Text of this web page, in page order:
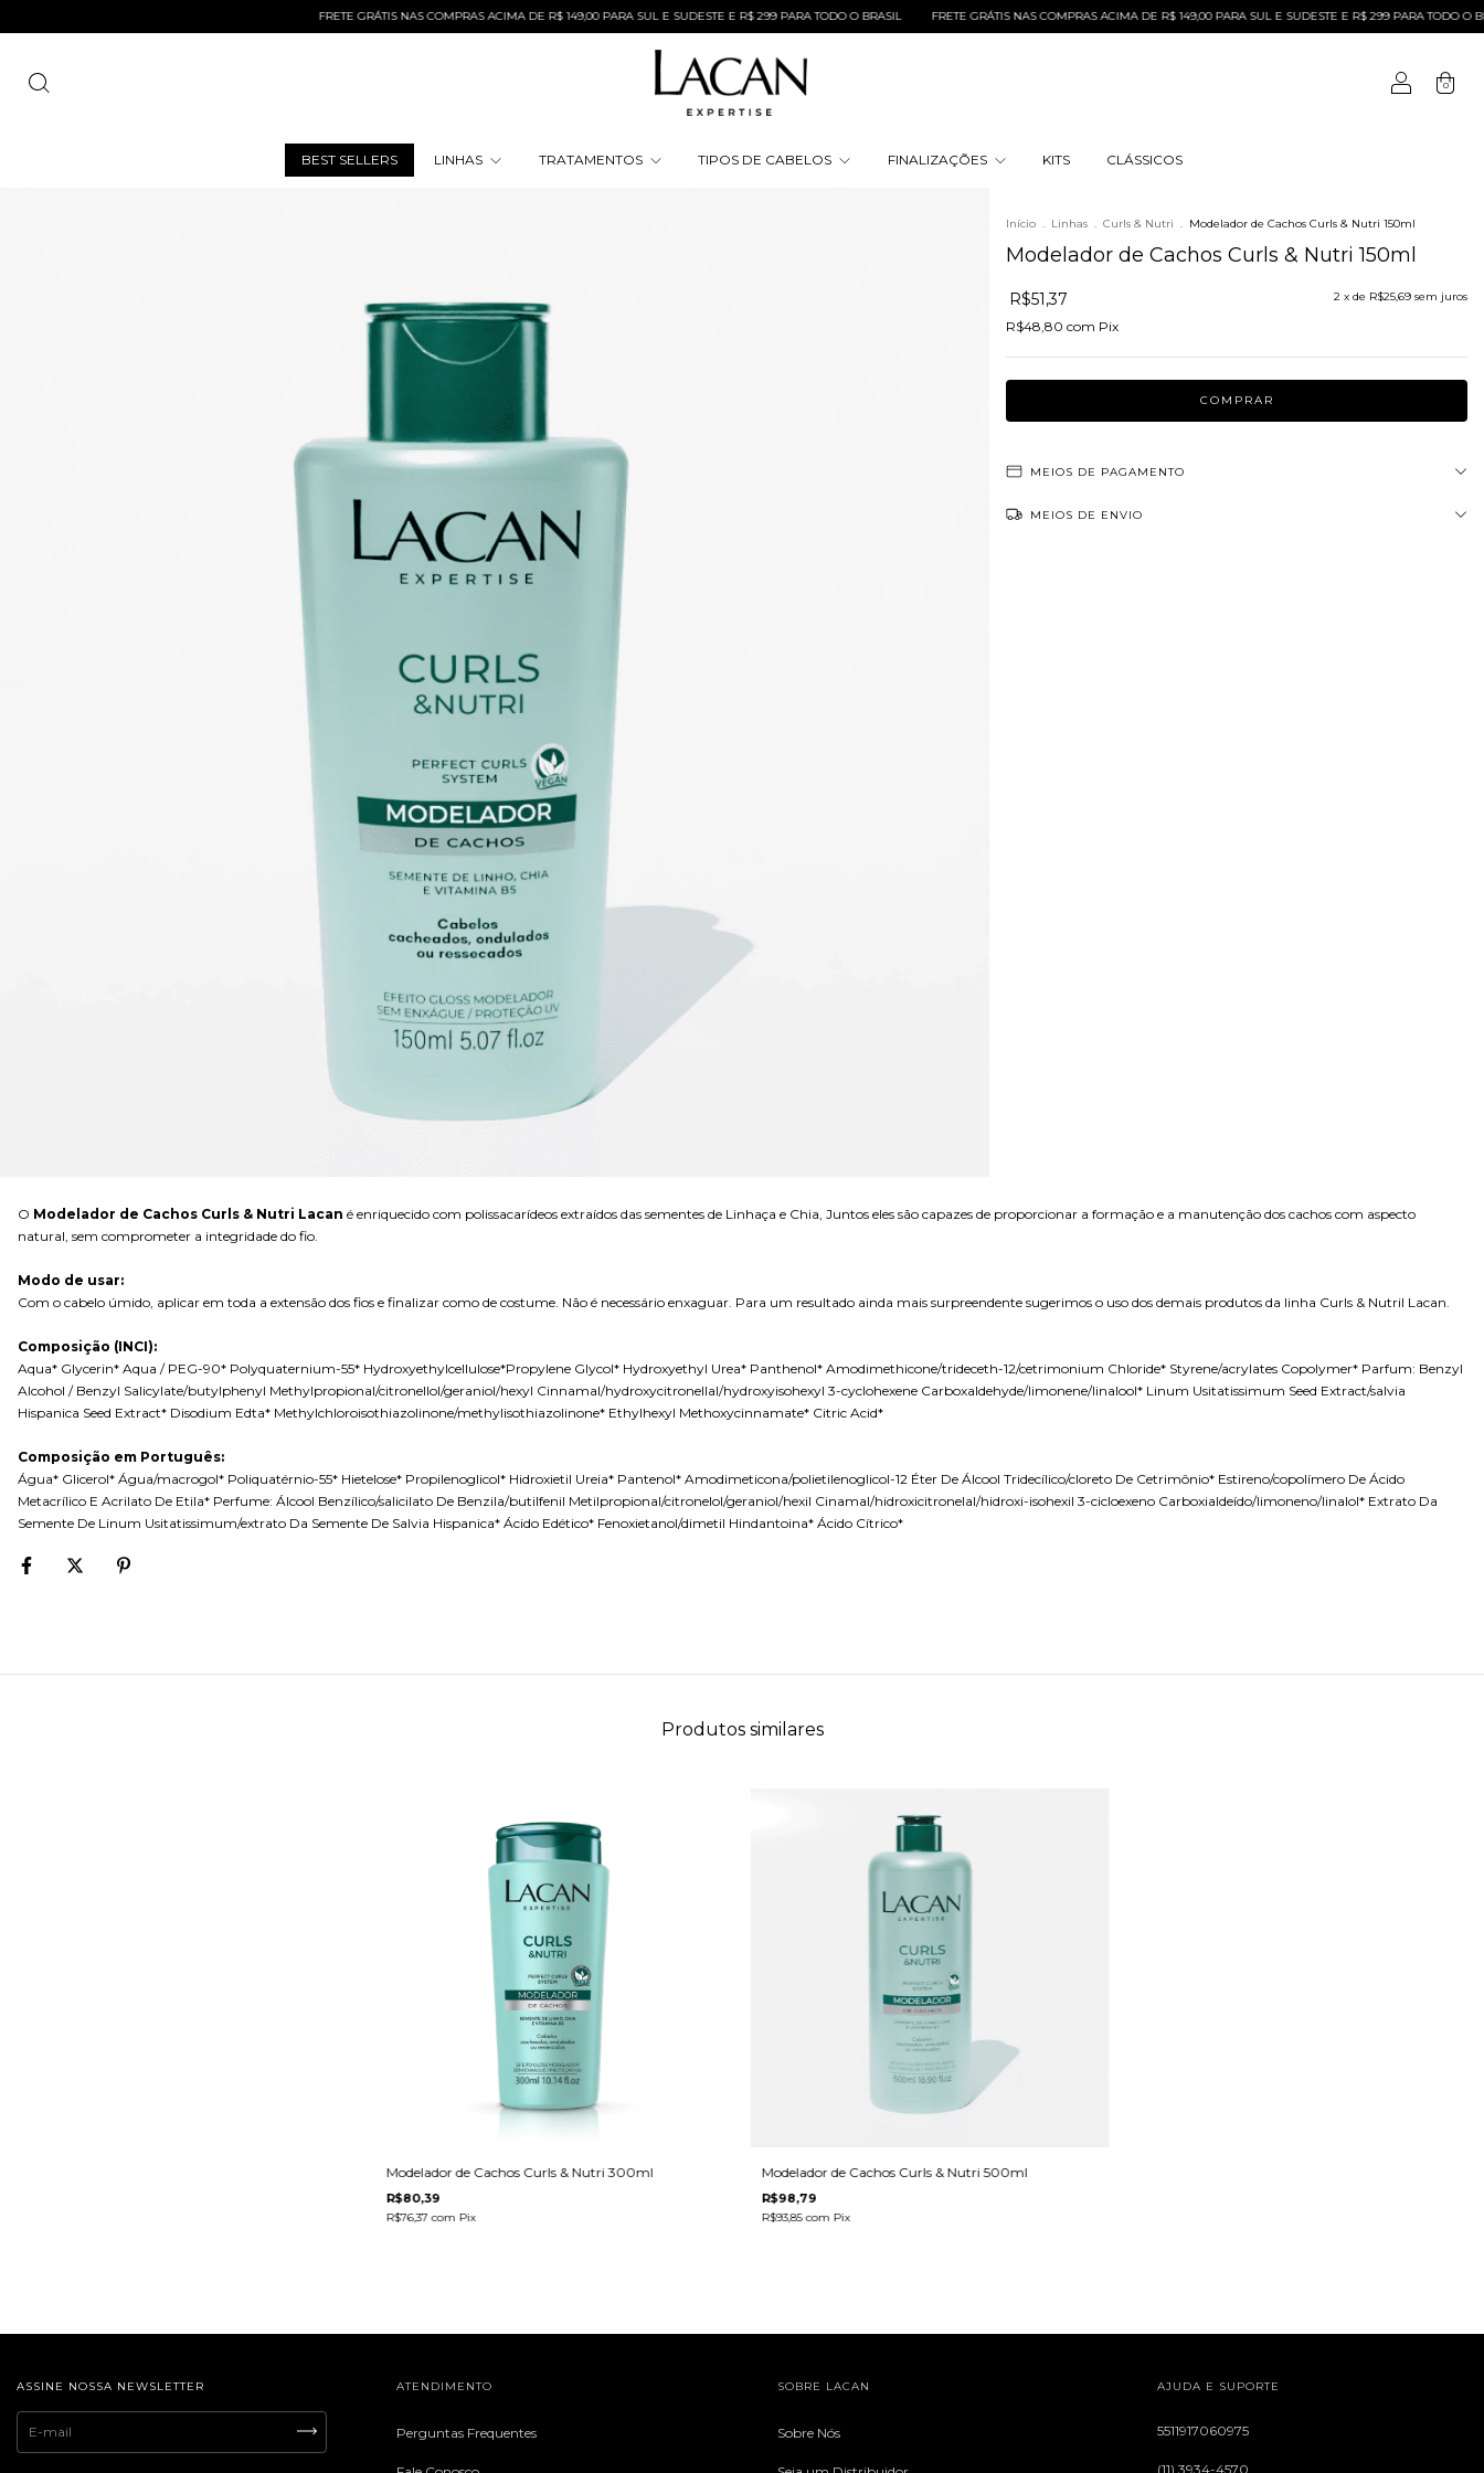
FRETE GRÁTIS NAS COMPRAS ACIMA DE R$ 149,00 PARA SUL E SUDESTE E R$ 299 PARA TODO O BRASIL FRETE GRÁTIS NAS COMPRAS ACIMA DE R$ 149,00 PARA SUL E SUDESTE E R$ 299 PARA TODO O BRASIL
0
BEST SELLERS LINHAS TRATAMENTOS TIPOS DE CABELOS FINALIZAÇÕES KITS CLÁSSICOS
Início . Linhas . Curls & Nutri . Modelador de Cachos Curls & Nutri 150ml
Modelador de Cachos Curls & Nutri 150ml
R$51,37
R$48,80 com Pix
2 x de R$25,69 sem juros
MEIOS DE PAGAMENTO
MEIOS DE ENVIO
O Modelador de Cachos Curls & Nutri Lacan é enriquecido com polissacarídeos extraídos das sementes de Linhaça e Chia, Juntos eles são capazes de proporcionar a formação e a manutenção dos cachos com aspecto
natural, sem comprometer a integridade do fio.
Modo de usar:
Com o cabelo úmido, aplicar em toda a extensão dos fios e finalizar como de costume. Não é necessário enxaguar. Para um resultado ainda mais surpreendente sugerimos o uso dos demais produtos da linha Curls & NutriI Lacan.
Composição (INCI):
Aqua* Glycerin* Aqua / PEG-90* Polyquaternium-55* Hydroxyethylcellulose*Propylene Glycol* Hydroxyethyl Urea* Panthenol* Amodimethicone/trideceth-12/cetrimonium Chloride* Styrene/acrylates Copolymer* Parfum: Benzyl
Alcohol / Benzyl Salicylate/butylphenyl Methylpropional/citronellol/geraniol/hexyl Cinnamal/hydroxycitronellal/hydroxyisohexyl 3-cyclohexene Carboxaldehyde/limonene/linalool* Linum Usitatissimum Seed Extract/salvia
Hispanica Seed Extract* Disodium Edta* Methylchloroisothiazolinone/methylisothiazolinone* Ethylhexyl Methoxycinnamate* Citric Acid*
Composição em Português:
Água* Glicerol* Água/macrogol* Poliquatérnio-55* Hietelose* Propilenoglicol* Hidroxietil Ureia* Pantenol* Amodimeticona/polietilenoglicol-12 Éter De Álcool Tridecílico/cloreto De Cetrimônio* Estireno/copolímero De Ácido
Metacrílico E Acrilato De Etila* Perfume: Álcool Benzílico/salicilato De Benzila/butilfenil Metilpropional/citronelol/geraniol/hexil Cinamal/hidroxicitronelal/hidroxi-isohexil 3-cicloexeno Carboxialdeído/limoneno/linalol* Extrato Da
Semente De Linum Usitatissimum/extrato Da Semente De Salvia Hispanica* Ácido Edético* Fenoxietanol/dimetil Hindantoina* Ácido Cítrico*
Produtos similares
Modelador de Cachos Curls & Nutri 300ml
R$80,39
R$76,37com Pix
Modelador de Cachos Curls & Nutri 500ml
R$98,79
R$93,85com Pix
ASSINE NOSSA NEWSLETTER ATENDIMENTO
Perguntas Frequentes
SOBRE LACAN
Sobre Nós
AJUDA E SUPORTE
5511917060975
(11) 3934-4570